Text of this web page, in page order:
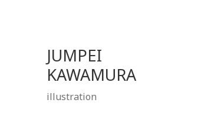
JUMPEI
KAWAMURA
illustration